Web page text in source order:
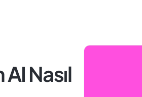
Nasıl